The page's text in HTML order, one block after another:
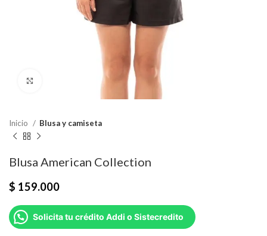
Click para agrandar
Inicio Blusa y camiseta
Blusa American Collection
$ 159.000
Solicita tu crédito Addi o Sistecredito